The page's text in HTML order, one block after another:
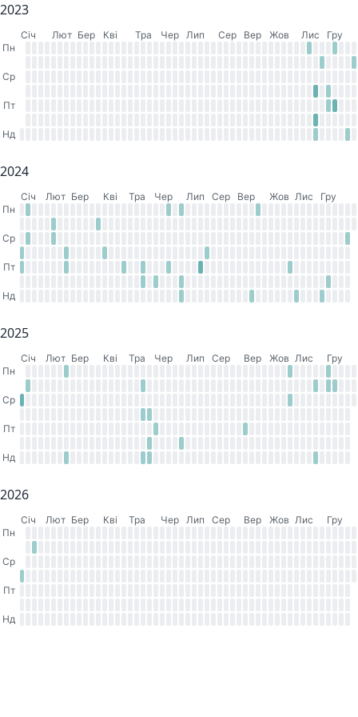
2023
Cіч Лют Бер Кві Тра Чер Лип Сер Вер Жов Лис
Гру
Пн
Ср
Пт
Нд
2024
Cіч Лют Бер Кві Тра Чер Лип Сер Вер Жов Лис
Гру
Пн
Ср
Пт
Нд
2025
Cіч Лют Бер Кві Тра Чер Лип Сер Вер Жов Лис
Гру
Пн
Ср
Пт
Нд
2026
Cіч Лют Бер Кві Тра Чер Лип Сер Вер Жов Лис
Гру
Пн
Ср
Пт
Нд